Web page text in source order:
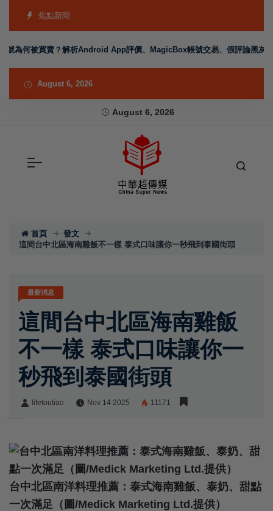
焦點新聞
何被買賣？解析Android App評價、MagicBox帳號交易、假評論黑灰產與
August 6, 2026
August 6, 2026
首頁
發文
這間台中北區海南雞飯不一樣 泰式口味讓你一秒飛到泰國街頭
最新消息
這間台中北區海南雞飯
不一樣 泰式口味讓你一
秒飛到泰國街頭
lifetoutiao Nov 14 2025 11171
台中北區南洋料理推薦：泰式海南雞飯、泰奶、甜點
一次滿足（圖/Medick Marketing Ltd.提供）